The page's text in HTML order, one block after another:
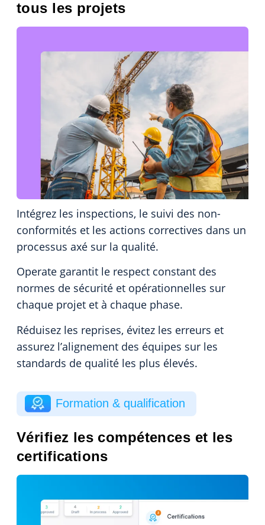
tous les projets
Intégrez les inspections, le suivi des non-
conformités et les actions correctives dans un
processus axé sur la qualité.
Operate garantit le respect constant des
normes de sécurité et opérationnelles sur
chaque projet et à chaque phase.
Réduisez les reprises, évitez les erreurs et
assurez l’alignement des équipes sur les
standards de qualité les plus élevés.
Formation & qualification
Vérifiez les compétences et les
certifications